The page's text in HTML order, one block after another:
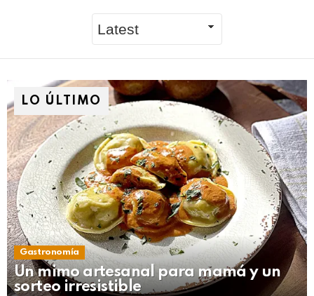
LO ÚLTIMO
Gastronomía
Un mimo artesanal para mamá y un
sorteo irresistible